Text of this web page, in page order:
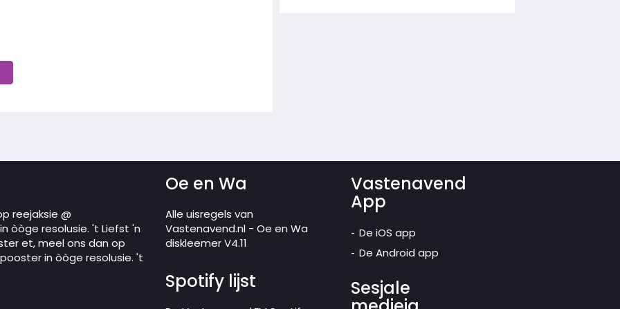
reejaksie @
òòge resolusie. 't Liefst 'n
et, meel ons dan op
in òòge resolusie. 't
Oe en Wa
Alle uisregels van
Vastenavend.nl - Oe en Wa
diskleemer V4.11
Spotify lijst
Vastenavend
App
De iOS app
De Android app
Sesjale